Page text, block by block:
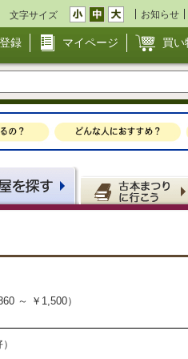
文字サイズ お知らせ
録 マイページ 買い
～ ￥1,500）